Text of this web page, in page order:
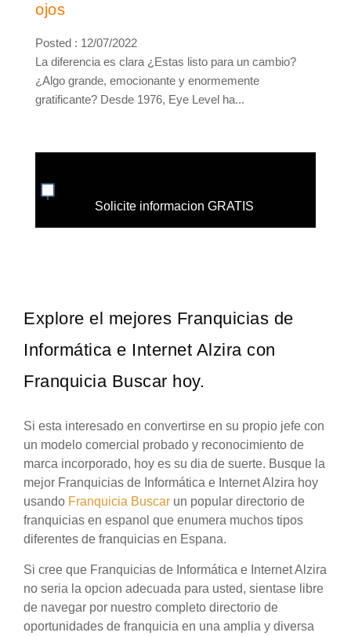
ojos
Posted : 12/07/2022
La diferencia es clara ¿Estas listo para un cambio?
¿Algo grande, emocionante y enormemente
gratificante? Desde 1976, Eye Level ha...
Solicite informacion GRATIS
Explore el mejores Franquicias de
Informática e Internet Alzira con
Franquicia Buscar hoy.
Si esta interesado en convertirse en su propio jefe con
un modelo comercial probado y reconocimiento de
marca incorporado, hoy es su dia de suerte. Busque la
mejor Franquicias de Informática e Internet Alzira hoy
usando Franquicia Buscar un popular directorio de
franquicias en espanol que enumera muchos tipos
diferentes de franquicias en Espana.
Si cree que Franquicias de Informática e Internet Alzira
no seria la opcion adecuada para usted, sientase libre
de navegar por nuestro completo directorio de
oportunidades de franquicia en una amplia y diversa